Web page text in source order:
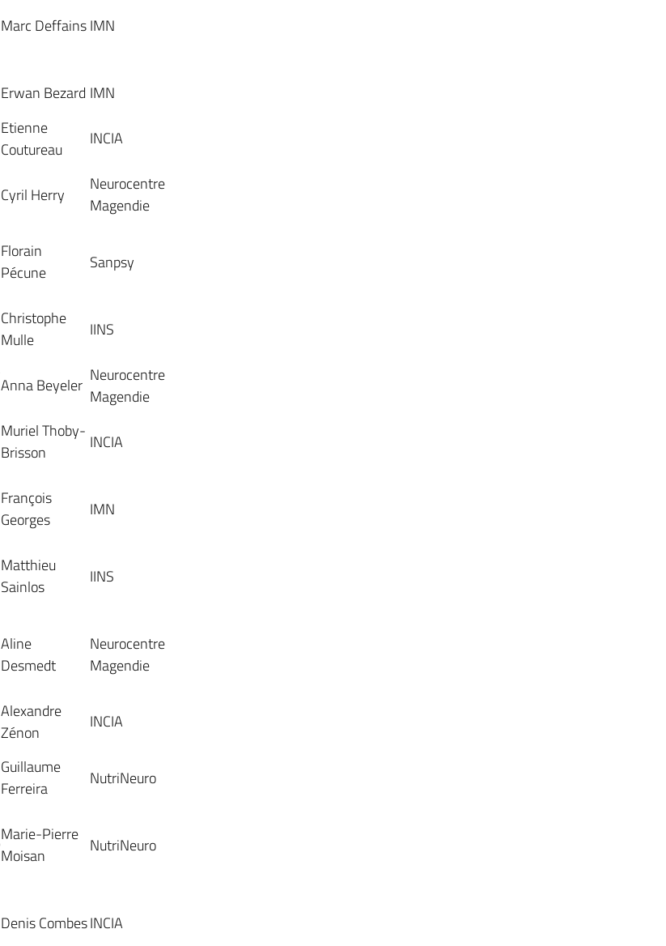
Marc DeffainsIMN
Erwan Bezard IMN
Etienne
Coutureau
INCIA
Cyril Herry
Neurocentre
Magendie
Florain
Pécune
Sanpsy
Christophe
Mulle
IINS
Anna Beyeler Neurocentre
Magendie
Muriel Thoby-
Brisson
INCIA
François
Georges
IMN
Matthieu
Sainlos
IINS
Aline
Desmedt
Neurocentre
Magendie
Alexandre
Zénon
INCIA
Guillaume
Ferreira
NutriNeuro
Marie-Pierre
Moisan
NutriNeuro
Denis CombesINCIA